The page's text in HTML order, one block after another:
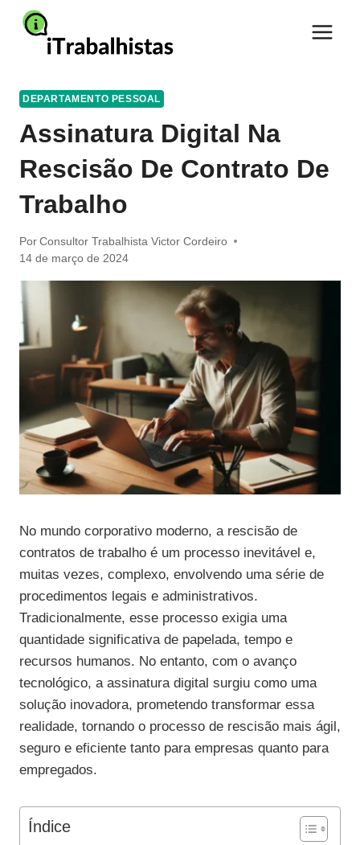
Pular
para
DEPARTAMENTO PESSOAL
Assinatura Digital Na
Rescisão De Contrato De
Trabalho
Por Consultor Trabalhista Victor Cordeiro
14 de março de 2024
No mundo corporativo moderno, a rescisão de
contratos de trabalho é um processo inevitável e,
muitas vezes, complexo, envolvendo uma série de
procedimentos legais e administrativos.
Tradicionalmente, esse processo exigia uma
quantidade significativa de papelada, tempo e
recursos humanos. No entanto, com o avanço
tecnológico, a assinatura digital surgiu como uma
solução inovadora, prometendo transformar essa
realidade, tornando o processo de rescisão mais ágil,
seguro e eficiente tanto para empresas quanto para
empregados.
Índice